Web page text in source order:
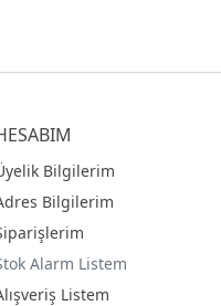
Bilgilerim
Bilgilerim
Alarm Listem
Listem